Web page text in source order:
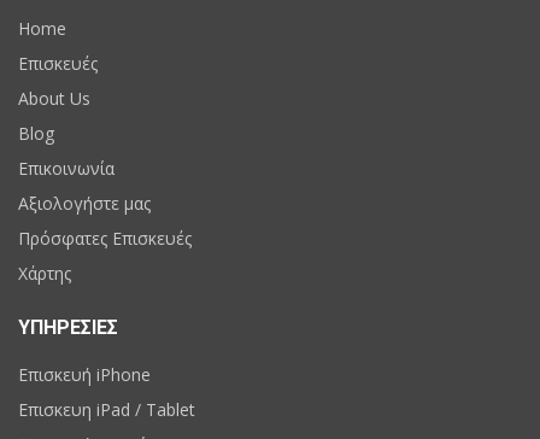
Home
Επισκευές
About Us
Blog
Επικοινωνία
Αξιολογήστε μας
Πρόσφατες Επισκευές
Χάρτης
ΥΠΗΡΕΣΙΕΣ
Επισκευή iPhone
Επισκευη iPad / Tablet